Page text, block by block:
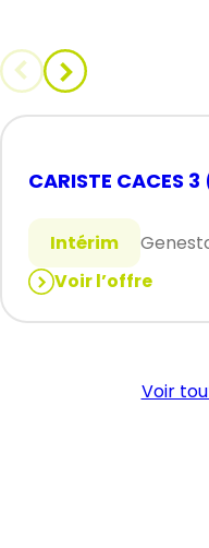
CARISTE CACES
Intérim
Voir l’offre
:
CARISTE
Voir